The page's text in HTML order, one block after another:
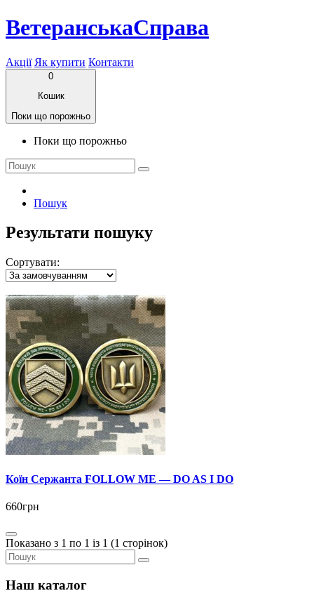
ВетеранськаСправа
Акції Як купити Контакти
0
Кошик
Поки що порожньо
Поки що порожньо
Пошук
Результати пошуку
Сортувати:
Коїн Сержанта FOLLOW ME — DO AS I DO
660грн
Показано з 1 по 1 із 1 (1 сторінок)
Наш каталог